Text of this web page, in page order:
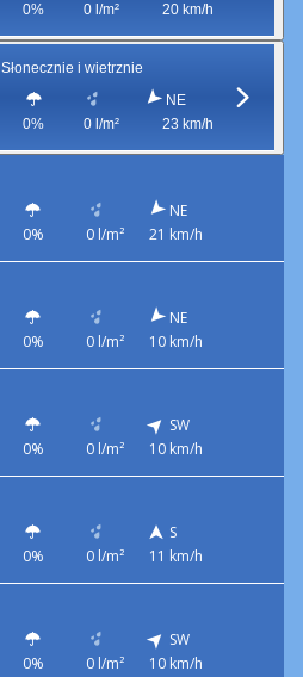
0% 0 l/m²
20 km/h
Słonecznie i wietrznie
0% 0 l/m²
NE
23 km/h
0% 0 l/m²
NE
21 km/h
0% 0 l/m²
NE
10 km/h
0% 0 l/m²
SW
10 km/h
0% 0 l/m²
S
11 km/h
0% 0 l/m²
SW
10 km/h